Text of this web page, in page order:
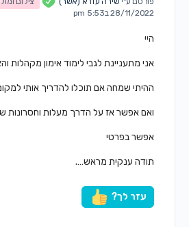
28/11/2022 ב5:53 pm
היי
אני מתעניינת לגבי לימוד אימון מקהלות
ההיתי שמחה אם תוכלו להדריך אותי
ואם אפשר אז על הדרך מעלות וחסרונות
אפשר בפרטי
תודה ענקית מראש….
עזר לך?